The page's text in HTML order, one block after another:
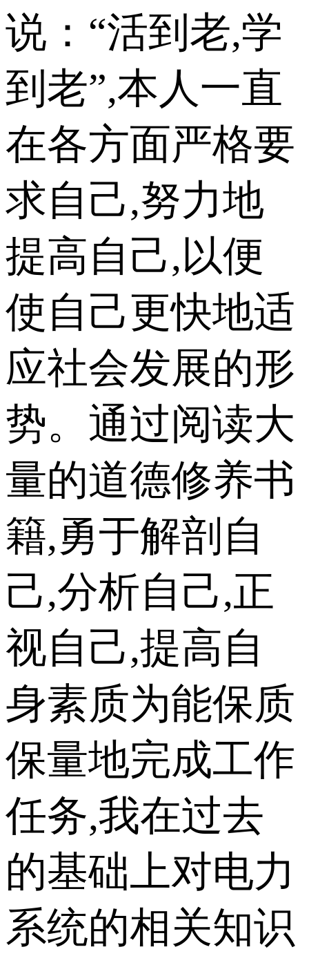
说：“活到老,学
到老”,本人一直
在各方面严格要
求自己,努力地
提高自己,以便
使自己更快地适
应社会发展的形
势。通过阅读大
量的道德修养书
籍,勇于解剖自
己,分析自己,正
视自己,提高自
身素质为能保质
保量地完成工作
任务,我在过去
的基础上对电力
系统的相关知识